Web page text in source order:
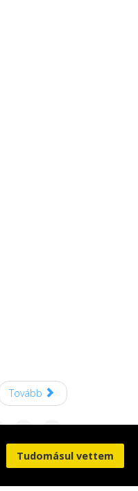
Tovább
Tudomásul vettem